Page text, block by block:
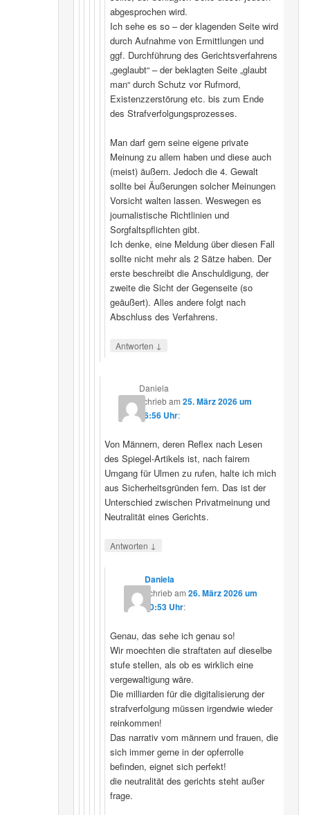
abgesprochen wird.
Ich sehe es so – der klagenden Seite wird
durch Aufnahme von Ermittlungen und
ggf. Durchführung des Gerichtsverfahrens
„geglaubt“ – der beklagten Seite „glaubt
man“ durch Schutz vor Rufmord,
Existenzzerstörung etc. bis zum Ende
des Strafverfolgungsprozesses.
Man darf gern seine eigene private
Meinung zu allem haben und diese auch
(meist) äußern. Jedoch die 4. Gewalt
sollte bei Äußerungen solcher Meinungen
Vorsicht walten lassen. Weswegen es
journalistische Richtlinien und
Sorgfaltspflichten gibt.
Ich denke, eine Meldung über diesen Fall
sollte nicht mehr als 2 Sätze haben. Der
erste beschreibt die Anschuldigung, der
zweite die Sicht der Gegenseite (so
geäußert). Alles andere folgt nach
Abschluss des Verfahrens.
Antworten ↓
Daniela
schriebam25. März 2026 um
16:56 Uhr:
Von Männern, deren Reflex nach Lesen
des Spiegel-Artikels ist, nach fairem
Umgang für Ulmen zu rufen, halte ich mich
aus Sicherheitsgründen fern. Das ist der
Unterschied zwischen Privatmeinung und
Neutralität eines Gerichts.
Antworten ↓
Daniela
schriebam 26. März 2026 um
10:53 Uhr:
Genau, das sehe ich genau so!
Wir moechten die straftaten auf dieselbe
stufe stellen, als ob es wirklich eine
vergewaltigung wäre.
Die milliarden für die digitalisierung der
strafverfolgung müssen irgendwie wieder
reinkommen!
Das narrativ vom männern und frauen, die
sich immer gerne in der opferrolle
befinden, eignet sich perfekt!
die neutralität des gerichts steht außer
frage.